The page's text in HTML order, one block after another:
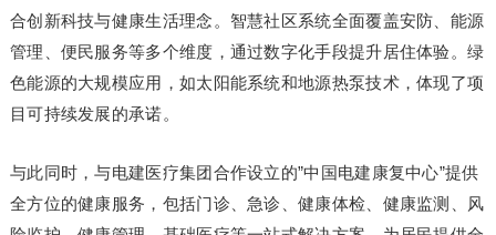
合创新科技与健康生活理念。智慧社区系统全面覆盖安防、能源
管理、便民服务等多个维度，通过数字化手段提升居住体验。绿
色能源的大规模应用，如太阳能系统和地源热泵技术，体现了项
目可持续发展的承诺。
与此同时，与电建医疗集团合作设立的”中国电建康复中心”提供
全方位的健康服务，包括门诊、急诊、健康体检、健康监测、风